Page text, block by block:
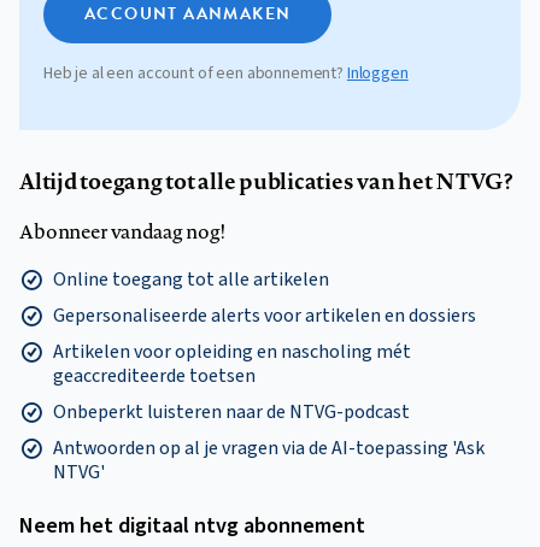
ACCOUNT AANMAKEN
Heb je al een account of een abonnement? Inloggen
Altijd toegang tot alle publicaties van het NTVG?
Abonneer vandaag nog!
Online toegang tot alle artikelen
Gepersonaliseerde alerts voor artikelen en dossiers
Artikelen voor opleiding en nascholing mét
geaccrediteerde toetsen
Onbeperkt luisteren naar de NTVG-podcast
Antwoorden op al je vragen via de AI-toepassing 'Ask
NTVG'
Neem het digitaal ntvg abonnement